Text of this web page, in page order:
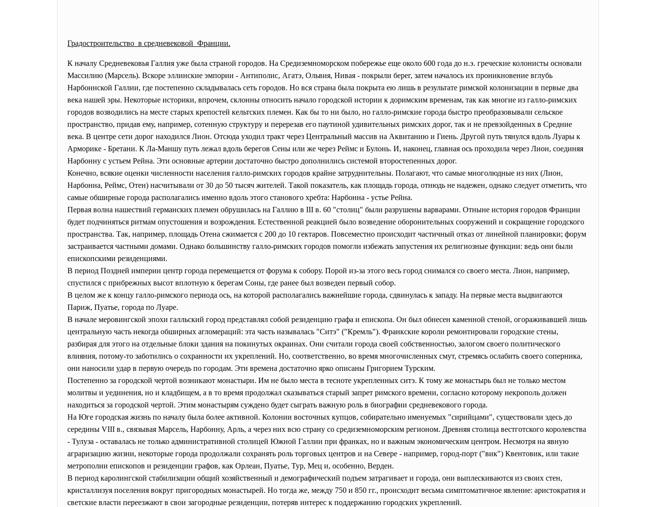
Градостроительство в средневековой Франции.
К началу Средневековья Галлия уже была страной городов. На Средиземноморском побережье еще около 600 года до н.э. греческие колонисты основали
Массилию (Марсель). Вскоре эллинские эмпории - Антиполис, Агатэ, Ольвия, Нивая - покрыли берег, затем началось их проникновение вглубь
Нарбоннской Галлии, где постепенно складывалась сеть городов. Но вся страна была покрыта ею лишь в результате римской колонизации в первые два
века нашей эры. Некоторые историки, впрочем, склонны относить начало городской истории к доримским временам, так как многие из галло-римских
городов возводились на месте старых крепостей кельтских племен. Как бы то ни было, но галло-римские города быстро преобразовывали сельское
пространство, придав ему, например, сотенную структуру и перерезав его паутиной удивительных римских дорог, так и не превзойденных в Средние
века. В центре сети дорог находился Лион. Отсюда уходил тракт через Центральный массив на Аквитанию и Гиень. Другой путь тянулся вдоль Луары к
Арморике - Бретани. К Ла-Маншу путь лежал вдоль берегов Сены или же через Реймс и Булонь. И, наконец, главная ось проходила через Лион, соединяя
Нарбонну с устьем Рейна. Эти основные артерии достаточно быстро дополнились системой второстепенных дорог.
Конечно, всякие оценки численности населения галло-римских городов крайне затруднительны. Полагают, что самые многолюдные из них (Лион,
Нарбонна, Реймс, Отен) насчитывали от 30 до 50 тысяч жителей. Такой показатель, как площадь города, отнюдь не надежен, однако следует отметить, что
самые обширные города располагались именно вдоль этого станового хребта: Нарбонна - устье Рейна.
Первая волна нашествий германских племен обрушилась на Галлию в III в. 60 "столиц" были разрушены варварами. Отныне история городов Франции
будет подчиняться ритмам опустошения и возрождения. Естественной реакцией было возведение оборонительных сооружений и сокращение городского
пространства. Так, например, площадь Отена сжимается с 200 до 10 гектаров. Повсеместно происходит частичный отказ от линейной планировки; форум
застраивается частными домами. Однако большинству галло-римских городов помогли избежать запустения их религиозные функции: ведь они были
епископскими резиденциями.
В период Поздней империи центр города перемещается от форума к собору. Порой из-за этого весь город снимался со своего места. Лион, например,
спустился с прибрежных высот вплотную к берегам Соны, где ранее был возведен первый собор.
В целом же к концу галло-римского периода ось, на которой располагались важнейшие города, сдвинулась к западу. На первые места выдвигаются
Париж, Пуатье, города по Луаре.
В начале меровингской эпохи галльский город представлял собой резиденцию графа и епископа. Он был обнесен каменной стеной, огораживавшей лишь
центральную часть некогда обширных агломераций: эта часть называлась "Ситэ" ("Кремль"). Франкские короли ремонтировали городские стены,
разбирая для этого на отдельные блоки здания на покинутых окраинах. Они считали города своей собственностью, залогом своего политического
влияния, потому-то заботились о сохранности их укреплений. Но, соответственно, во время многочисленных смут, стремясь ослабить своего соперника,
они наносили удар в первую очередь по городам. Эти времена достаточно ярко описаны Григорием Турским.
Постепенно за городской чертой возникают монастыри. Им не было места в тесноте укрепленных ситэ. К тому же монастырь был не только местом
молитвы и уединения, но и кладбищем, а в то время продолжал сказываться старый запрет римского времени, согласно которому некрополь должен
находиться за городской чертой. Этим монастырям суждено будет сыграть важную роль в биографии средневекового города.
На Юге городская жизнь по началу была более активной. Колонии восточных купцов, собирательно именуемых "сирийцами", существовали здесь до
середины VIII в., связывая Марсель, Нарбонну, Арль, а через них всю страну со средиземноморским регионом. Древняя столица вестготского королевства
- Тулуза - оставалась не только административной столицей Южной Галлии при франках, но и важным экономическим центром. Несмотря на явную
аграризацию жизни, некоторые города продолжали сохранять роль торговых центров и на Севере - например, город-порт ("вик") Квентовик, или такие
метрополии епископов и резиденции графов, как Орлеан, Пуатье, Тур, Мец и, особенно, Верден.
В период каролингской стабилизации общий хозяйственный и демографический подъем затрагивает и города, они выплескиваются из своих стен,
кристаллизуя поселения вокруг пригородных монастырей. Но тогда же, между 750 и 850 гг., происходит весьма симптоматичное явление: аристократия и
светские власти переезжают в свои загородные резиденции, потеряв интерес к поддержанию городских укреплений.